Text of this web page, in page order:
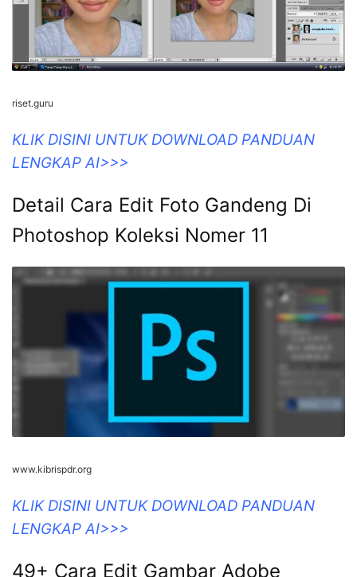
riset.guru
KLIK DISINI UNTUK DOWNLOAD PANDUAN
LENGKAP AI>>>
Detail Cara Edit Foto Gandeng Di
Photoshop Koleksi Nomer 11
www.kibrispdr.org
KLIK DISINI UNTUK DOWNLOAD PANDUAN
LENGKAP AI>>>
49+ Cara Edit Gambar Adobe